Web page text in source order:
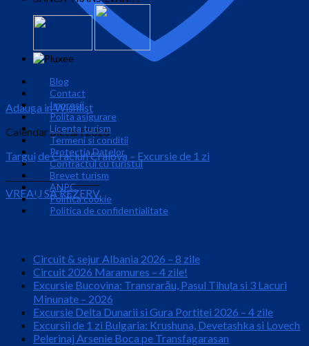
Adauga in Wishlist
Calendar plecari 2026
Targul de Craciun Craiova – Excursie de 1 zi
190.00leiPrețul
inițial
a
fost:
159.00leiPrețul
curent
este:
159.00 lei.
VREAU SA REZERV
Blog
Contact
Impresii
Polita asigurare
Licenta turism
Termeni si conditii
Protectia Datelor
Contractul cu turistul
Brevet turism
ANPC
Politica cookie
Politica de confidentialitate
Circuit & sejur Albania 2026 – 8 zile
Circuit 2026 Maramures – 4 zile!
Excursie Bucovina: Transrarău, Pasul Tihuța si 3 Lacuri
Minunate – 2026
Excursie Delta Dunarii si Gura Portitei 2026 – 4 zile
Excursii de 1 zi Bulgaria: Krushuna, Devetashka si Lovech
Pelerinaj Arsenie Boca pe Transfagarasan